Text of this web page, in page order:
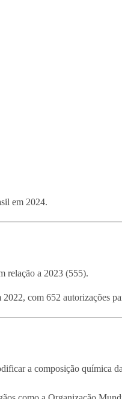
em 2024.
relação a 2023 (555).
com 652 autorizações
a composição química